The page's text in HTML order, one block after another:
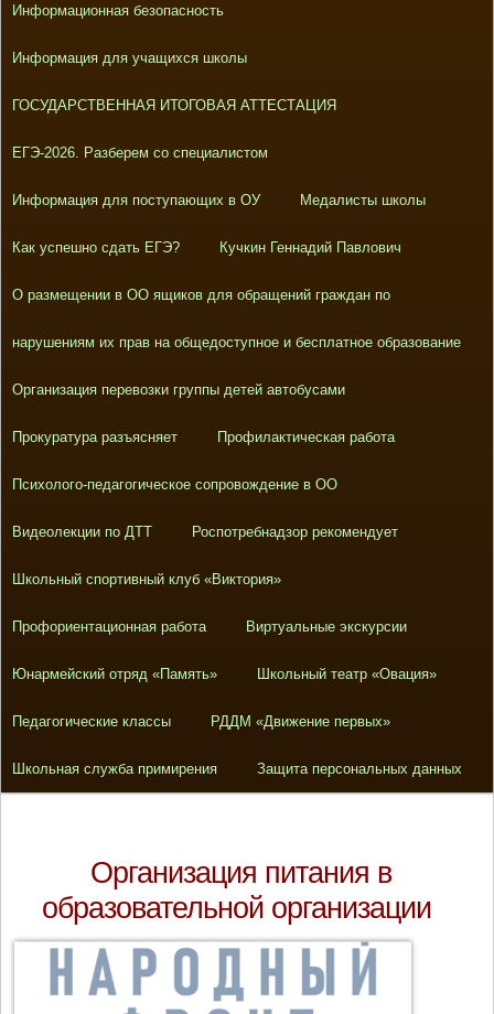
Информационная безопасность
Информация для учащихся школы
ГОСУДАРСТВЕННАЯ ИТОГОВАЯ АТТЕСТАЦИЯ
ЕГЭ-2026. Разберем со специалистом
Информация для поступающих в ОУ Медалисты школы
Как успешно сдать ЕГЭ? Кучкин Геннадий Павлович
О размещении в ОО ящиков для обращений граждан по
нарушениям их прав на общедоступное и бесплатное образование
Организация перевозки группы детей автобусами
Прокуратура разъясняет Профилактическая работа
Психолого-педагогическое сопровождение в ОО
Видеолекции по ДТТ Роспотребнадзор рекомендует
Школьный спортивный клуб «Виктория»
Профориентационная работа Виртуальные экскурсии
Юнармейский отряд «Память» Школьный театр «Овация»
Педагогические классы РДДМ «Движение первых»
Школьная служба примирения Защита персональных данных
Организация питания в
образовательной организации